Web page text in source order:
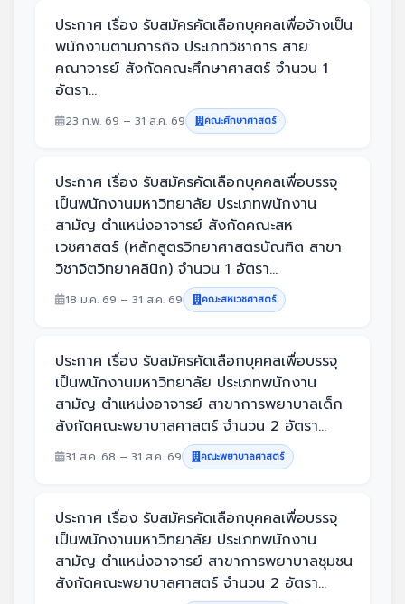
ประกาศ เรื่อง รับสมัครคัดเลือกบุคคลเพื่อจ้างเป็น
พนักงานตามภารกิจ ประเภทวิชาการ สาย
คณาจารย์ สังกัดคณะศึกษาศาสตร์ จำนวน 1
อัตรา...
23 ก.พ. 69 – 31 ส.ค. 69 คณะศึกษาศาสตร์
ประกาศ เรื่อง รับสมัครคัดเลือกบุคคลเพื่อบรรจุ
เป็นพนักงานมหาวิทยาลัย ประเภทพนักงาน
สามัญ ตำแหน่งอาจารย์ สังกัดคณะสห
เวชศาสตร์ (หลักสูตรวิทยาศาสตรบัณฑิต สาขา
วิชาจิตวิทยาคลินิก) จำนวน 1 อัตรา...
18 ม.ค. 69 – 31 ส.ค. 69 คณะสหเวชศาสตร์
ประกาศ เรื่อง รับสมัครคัดเลือกบุคคลเพื่อบรรจุ
เป็นพนักงานมหาวิทยาลัย ประเภทพนักงาน
สามัญ ตำแหน่งอาจารย์ สาขาการพยาบาลเด็ก
สังกัดคณะพยาบาลศาสตร์ จำนวน 2 อัตรา...
31 ส.ค. 68 – 31 ส.ค. 69 คณะพยาบาลศาสตร์
ประกาศ เรื่อง รับสมัครคัดเลือกบุคคลเพื่อบรรจุ
เป็นพนักงานมหาวิทยาลัย ประเภทพนักงาน
สามัญ ตำแหน่งอาจารย์ สาขาการพยาบาลชุมชน
สังกัดคณะพยาบาลศาสตร์ จำนวน 2 อัตรา...